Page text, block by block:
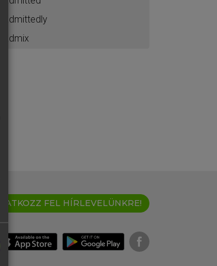
admittedly
admix
IRATKOZZ FEL HÍRLEVELÜNKRE!